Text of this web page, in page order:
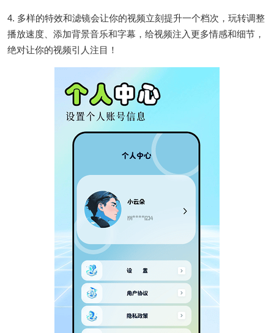
4. 多样的特效和滤镜会让你的视频立刻提升一个档次，玩转调整
播放速度、添加背景音乐和字幕，给视频注入更多情感和细节，
绝对让你的视频引人注目！